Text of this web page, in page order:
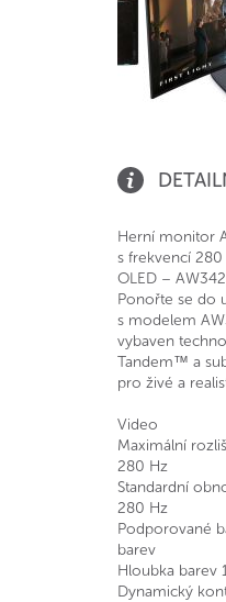
Herní monitor
s frekvencí
OLED –
Ponořte se do
s modelem
vybaven
Tandem™ a
pro živé a
Video
Maximální
280 Hz
Standardní
280 Hz
Podporované
barev
Hloubka barev
Dynamický